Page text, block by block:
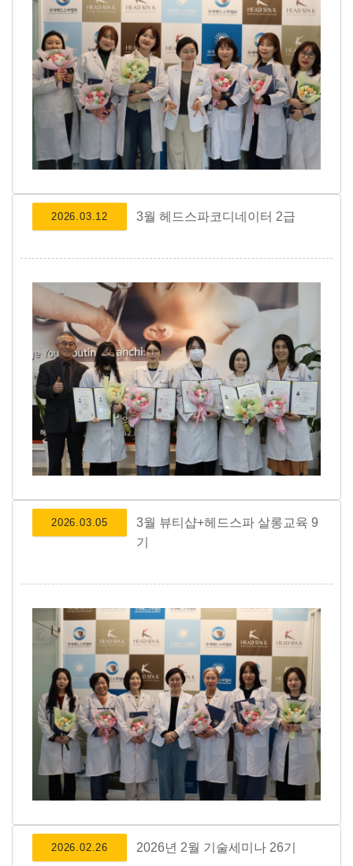
2026.03.12 3월 헤드스파코디네이터 2급
2026.03.05
3월 뷰티샵+헤드스파 살롱교육 9
기
2026.02.26 2026년 2월 기술세미나 26기